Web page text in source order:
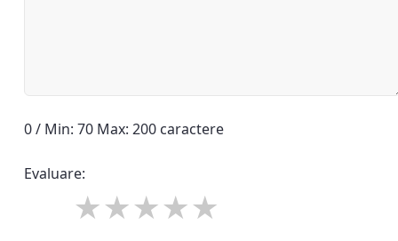
0 / Min: 70 Max: 200 caractere
Evaluare: